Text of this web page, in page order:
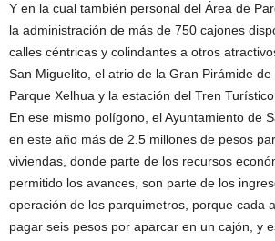
Y en la cual también personal del Área de
la administración de más de 750 cajones
calles céntricas y colindantes a otros
San Miguelito, el atrio de la Gran Pirámide
Parque Xelhua y la estación del Tren Turístico.
En ese mismo polígono, el Ayuntamiento de
en este año más de 2.5 millones de pesos
viviendas, donde parte de los recursos
permitido los avances, son parte de los
operación de los parquimetros, porque cada
pagar seis pesos por aparcar en un cajón, y